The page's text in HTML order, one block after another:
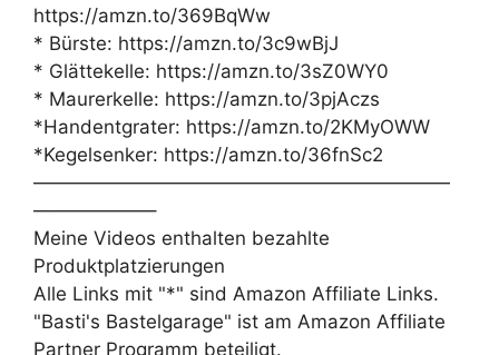
https://amzn.to/369BqWw
* Bürste: https://amzn.to/3c9wBjJ
* Glättekelle: https://amzn.to/3sZ0WY0
* Maurerkelle: https://amzn.to/3pjAczs
*Handentgrater: https://amzn.to/2KMyOWW
*Kegelsenker: https://amzn.to/36fnSc2
——————————————————————
——————–
Meine Videos enthalten bezahlte
Produktplatzierungen
Alle Links mit "*" sind Amazon Affiliate Links.
"Basti's Bastelgarage" ist am Amazon Affiliate
Partner Programm beteiligt.